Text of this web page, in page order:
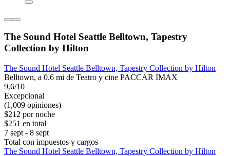
The Sound Hotel Seattle Belltown, Tapestry
Collection by Hilton
The Sound Hotel Seattle Belltown, Tapestry Collection by Hilton
Belltown, a 0.6 mi de Teatro y cine PACCAR IMAX
9.6/10
Excepcional
(1,009 opiniones)
$212 por noche
$251 en total
7 sept - 8 sept
Total con impuestos y cargos
The Sound Hotel Seattle Belltown, Tapestry Collection by Hilton